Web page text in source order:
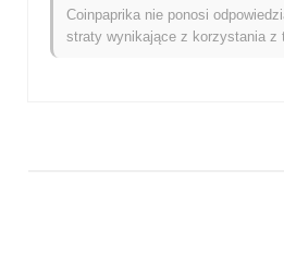
wyniki niż ogólny rynek kryptowalut
0.31%. Wskazuje to na tymczasowe
ERGOPAD w stosunku do
Coinpaprika nie ponosi
straty wynikające z korzystania z